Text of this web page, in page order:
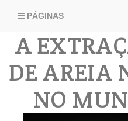
PÁGINAS
A
DE AREIA
NO